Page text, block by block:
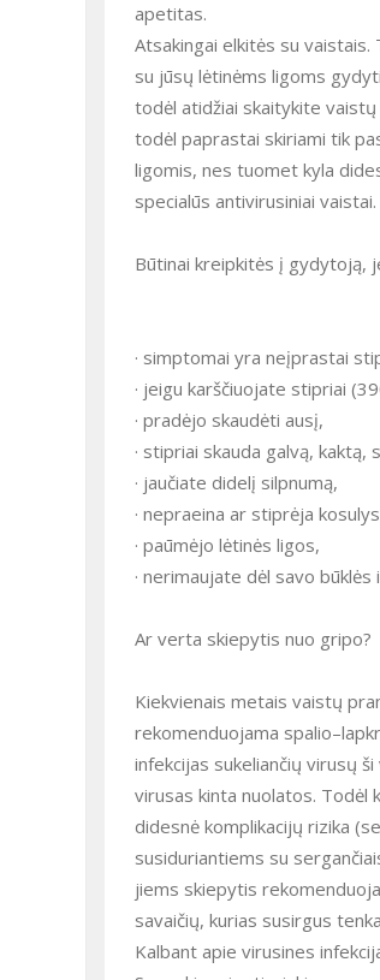
apetitas.
Atsakingai elkitės su
su jūsų lėtinėms ligoms
todėl atidžiai skaitykite
todėl paprastai skiriami tik
ligomis, nes tuomet kyla
specialūs antivirusiniai vaistai.
Būtinai kreipkitės į gydytoją,
· simptomai yra neįprastai
· jeigu karščiuojate stipriai
· pradėjo skaudėti ausį,
· stipriai skauda galvą, kaktą,
· jaučiate didelį silpnumą,
· nepraeina ar stiprėja
· paūmėjo lėtinės ligos,
· nerimaujate dėl savo
Ar verta skiepytis nuo gripo?
Kiekvienais metais vaistų
rekomenduojama
infekcijas sukeliančių virusų
virusas kinta nuolatos. Todėl
didesnė komplikacijų rizika
susiduriantiems su
jiems skiepytis
savaičių, kurias susirgus
Kalbant apie virusines